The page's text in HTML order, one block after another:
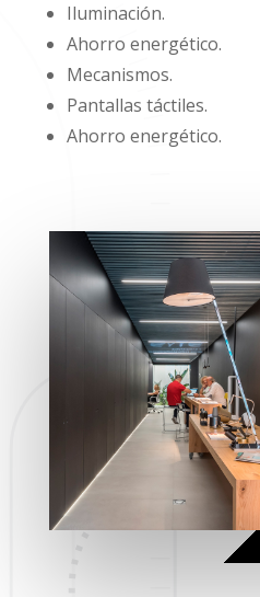
Iluminación.
Ahorro energético.
Mecanismos.
Pantallas táctiles.
Ahorro energético.